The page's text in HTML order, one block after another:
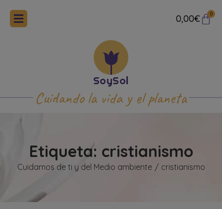
0,00€ 0
Cuidando la vida y el planeta
Etiqueta: cristianismo
Cuidamos de ti y del Medio ambiente / cristianismo